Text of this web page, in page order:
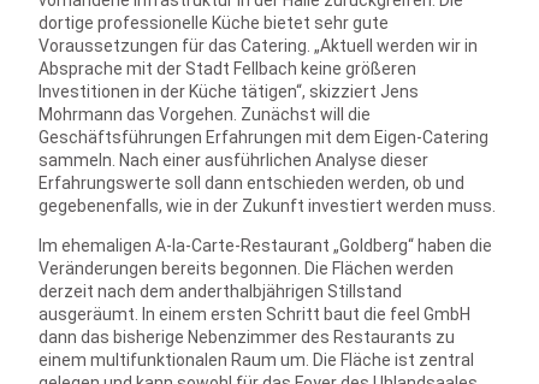
dortige professionelle Küche bietet sehr gute
Voraussetzungen für das Catering. „Aktuell werden wir in
Absprache mit der Stadt Fellbach keine größeren
Investitionen in der Küche tätigen“, skizziert Jens
Mohrmann das Vorgehen. Zunächst will die
Geschäftsführungen Erfahrungen mit dem Eigen-Catering
sammeln. Nach einer ausführlichen Analyse dieser
Erfahrungswerte soll dann entschieden werden, ob und
gegebenenfalls, wie in der Zukunft investiert werden muss.
Im ehemaligen A-la-Carte-Restaurant „Goldberg“ haben die
Veränderungen bereits begonnen. Die Flächen werden
derzeit nach dem anderthalbjährigen Stillstand
ausgeräumt. In einem ersten Schritt baut die feel GmbH
dann das bisherige Nebenzimmer des Restaurants zu
einem multifunktionalen Raum um. Die Fläche ist zentral